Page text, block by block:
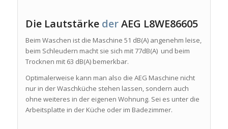
Die Lautstärke derAEG L8WE86605
Beim Waschen ist die Maschine 51 dB(A) angenehm leise,
beim Schleudern macht sie sich mit 77dB(A) und beim
Trocknen mit 63 dB(A) bemerkbar.
Optimalerweise kann man also die AEG Maschine nicht
nur in der Waschküche stehen lassen, sondern auch
ohne weiteres in der eigenen Wohnung. Sei es unter die
Arbeitsplatte in der Küche oder im Badezimmer.